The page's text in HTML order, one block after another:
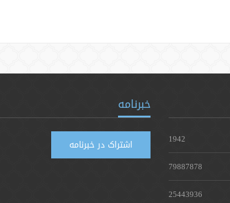
1942
79887878
25443936
خبرنامه
اشتراک در خبرنامه